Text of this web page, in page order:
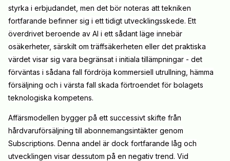
styrka i erbjudandet, men det bör noteras att tekniken
fortfarande befinner sig i ett tidigt utvecklingsskede. Ett
överdrivet beroende av AI i ett sådant läge innebär
osäkerheter, särskilt om träffsäkerheten eller det praktiska
värdet visar sig vara begränsat i initiala tillämpningar - det
förväntas i sådana fall fördröja kommersiell utrullning, hämma
försäljning och i värsta fall skada förtroendet för bolagets
teknologiska kompetens.
Affärsmodellen bygger på ett successivt skifte från
hårdvaruförsäljning till abonnemangsintäkter genom
Subscriptions. Denna andel är dock fortfarande låg och
utvecklingen visar dessutom på en negativ trend. Vid